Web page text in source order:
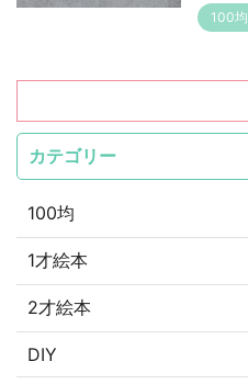
100均
カテゴリー
100均
1才絵本
2才絵本
DIY